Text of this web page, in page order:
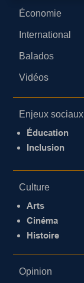
Économie
International
Balados
Vidéos
Enjeux sociaux
Éducation
Inclusion
Culture
Arts
Cinéma
Histoire
Opinion